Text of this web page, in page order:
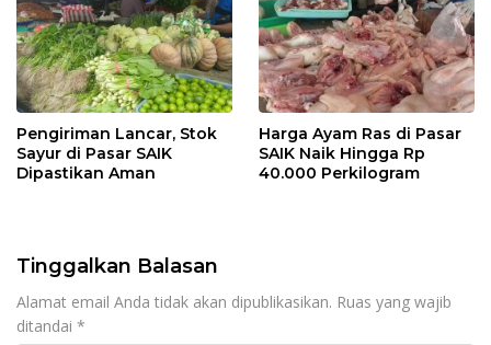
Pengiriman Lancar, Stok
Sayur di Pasar SAIK
Dipastikan Aman
Harga Ayam Ras di Pasar
SAIK Naik Hingga Rp
40.000 Perkilogram
Tinggalkan Balasan
Alamat email Anda tidak akan dipublikasikan. Ruas yang wajib
ditandai *